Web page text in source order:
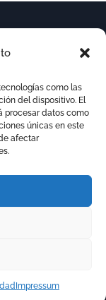
como las
del dispositivo. El
procesar datos como
únicas en este
afectar
Impressum